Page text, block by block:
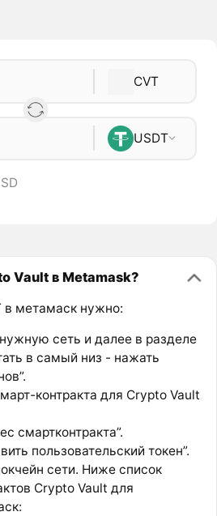
CVT
USDT
Vault в Metamask?
в метамаск нужно:
сеть и далее в разделе
в самый низ - нажать
контракта для Crypto Vault
смартконтракта”.
пользовательский токен”.
сети. Ниже список
Crypto Vault для